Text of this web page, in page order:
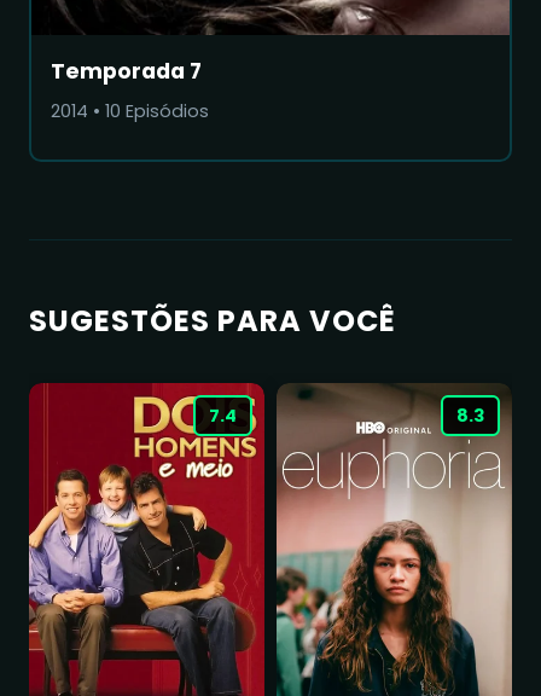
Temporada 7
2014 • 10 Episódios
SUGESTÕES PARA VOCÊ
7.4 8.3